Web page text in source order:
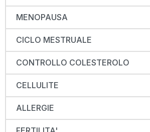
MENOPAUSA
CICLO MESTRUALE
CONTROLLO COLESTEROLO
CELLULITE
ALLERGIE